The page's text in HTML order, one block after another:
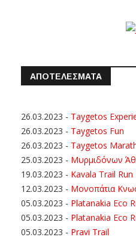
ΑΠΟΤΕΛΕΣΜΑΤΑ
26.03.2023 - Taygetos
26.03.2023 - Taygetos Fun
26.03.2023 - Taygetos
25.03.2023 - Μυρμιδόνων
19.03.2023 - Kavala Trail Run
12.03.2023 - Μονοπάτια
05.03.2023 - Platanakia Eco
05.03.2023 - Platanakia Eco
05.03.2023 - Pravi Trail